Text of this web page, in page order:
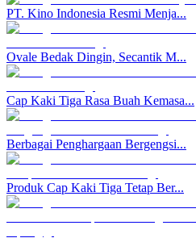
PT. Kino Indonesia Resmi Menja...
Ovale Bedak Dingin, Secantik M...
Cap Kaki Tiga Rasa Buah Kemasa...
Berbagai Penghargaan Bergengsi...
Produk Cap Kaki Tiga Tetap Ber...